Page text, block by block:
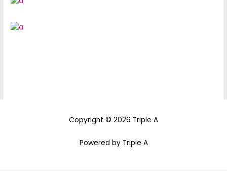
Copyright © 2026 Triple A
Powered by Triple A